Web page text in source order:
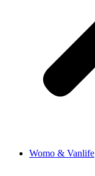
Womo & Vanlife